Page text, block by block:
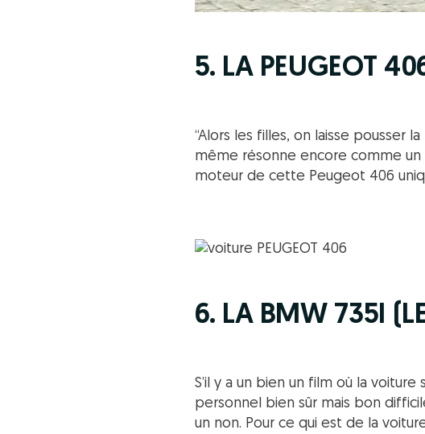
5. LA PEUGEOT
“Alors les filles, on laisse pousser
même résonne encore comme
moteur de cette Peugeot 406
6. LA BMW 735I
S’il y a un bien un film où la voiture
personnel bien sûr mais bon
un non. Pour ce qui est de la